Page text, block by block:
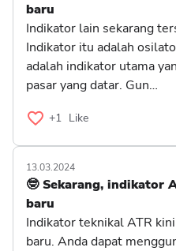
baru
Indikator lain sekarang
Indikator itu adalah
adalah indikator utama
pasar yang datar. Gun…
+1 Like
13.03.2024
🤓 Sekarang, indikator
baru
Indikator teknikal ATR
baru. Anda dapat